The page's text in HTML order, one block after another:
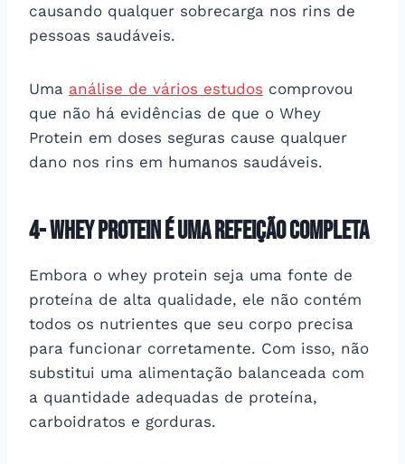
causando qualquer sobrecarga nos rins de
pessoas saudáveis.
Uma análise de vários estudos comprovou
que não há evidências de que o Whey
Protein em doses seguras cause qualquer
dano nos rins em humanos saudáveis.
4- Whey protein é uma refeição completa
Embora o whey protein seja uma fonte de
proteína de alta qualidade, ele não contém
todos os nutrientes que seu corpo precisa
para funcionar corretamente. Com isso, não
substitui uma alimentação balanceada com
a quantidade adequadas de proteína,
carboidratos e gorduras.